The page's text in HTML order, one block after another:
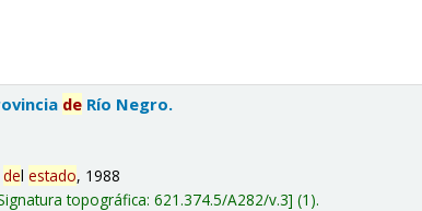
de Río Negro.
delestado, 1988
topográfica:621.374.5/A282/v.3 (1).